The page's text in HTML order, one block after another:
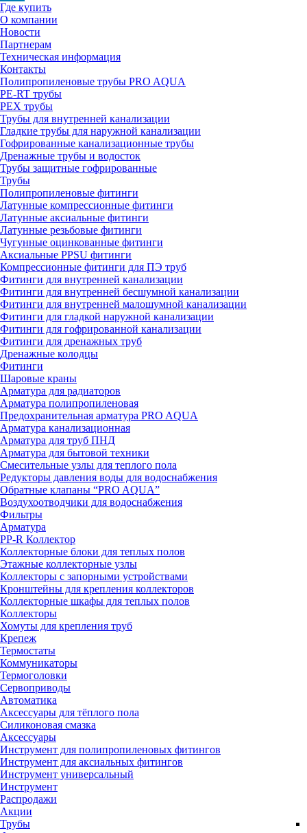
Где купить
О компании
Новости
Партнерам
Техническая информация
Контакты
Полипропиленовые трубы PRO AQUA
PE-RT трубы
PEX трубы
Трубы для внутренней канализации
Гладкие трубы для наружной канализации
Гофрированные канализационные трубы
Дренажные трубы и водосток
Трубы защитные гофрированные
Трубы
Полипропиленовые фитинги
Латунные компрессионные фитинги
Латунные аксиальные фитинги
Латунные резьбовые фитинги
Чугунные оцинкованные фитинги
Аксиальные PPSU фитинги
Компрессионные фитинги для ПЭ труб
Фитинги для внутренней канализации
Фитинги для внутренней бесшумной канализации
Фитинги для внутренней малошумной канализации
Фитинги для гладкой наружной канализации
Фитинги для гофрированной канализации
Фитинги для дренажных труб
Дренажные колодцы
Фитинги
Шаровые краны
Арматура для радиаторов
Арматура полипропиленовая
Предохранительная арматура PRO AQUA
Арматура канализационная
Арматура для труб ПНД
Арматура для бытовой техники
Смесительные узлы для теплого пола
Редукторы давления воды для водоснабжения
Обратные клапаны “PRO AQUA”
Воздухоотводчики для водоснабжения
Фильтры
Арматура
PP-R Коллектор
Коллекторные блоки для теплых полов
Этажные коллекторные узлы
Коллекторы с запорными устройствами
Кронштейны для крепления коллекторов
Коллекторные шкафы для теплых полов
Коллекторы
Хомуты для крепления труб
Крепеж
Термостаты
Коммуникаторы
Термоголовки
Сервоприводы
Автоматика
Аксессуары для тёплого пола
Силиконовая смазка
Аксессуары
Инструмент для полипропиленовых фитингов
Инструмент для аксиальных фитингов
Инструмент универсальный
Инструмент
Распродажи
Акции
Трубы